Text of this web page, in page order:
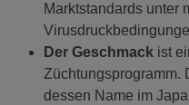
Marktstandards unter
Der Geschmack ist
Züchtungsprogramm.
dessen Name im